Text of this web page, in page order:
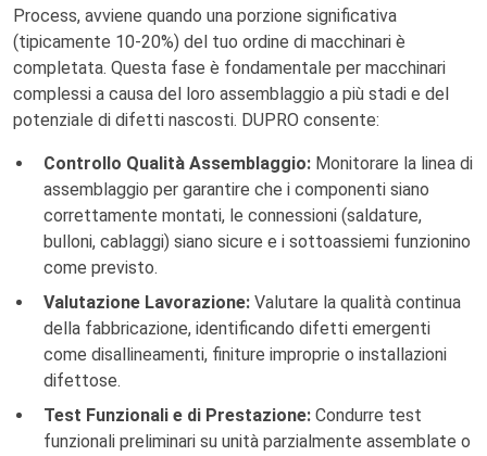
Process, avviene quando una porzione significativa
(tipicamente 10-20%) del tuo ordine di macchinari è
completata. Questa fase è fondamentale per macchinari
complessi a causa del loro assemblaggio a più stadi e del
potenziale di difetti nascosti. DUPRO consente:
Controllo Qualità Assemblaggio: Monitorare la linea di
assemblaggio per garantire che i componenti siano
correttamente montati, le connessioni (saldature,
bulloni, cablaggi) siano sicure e i sottoassiemi funzionino
come previsto.
Valutazione Lavorazione: Valutare la qualità continua
della fabbricazione, identificando difetti emergenti
come disallineamenti, finiture improprie o installazioni
difettose.
Test Funzionali e di Prestazione: Condurre test
funzionali preliminari su unità parzialmente assemblate o